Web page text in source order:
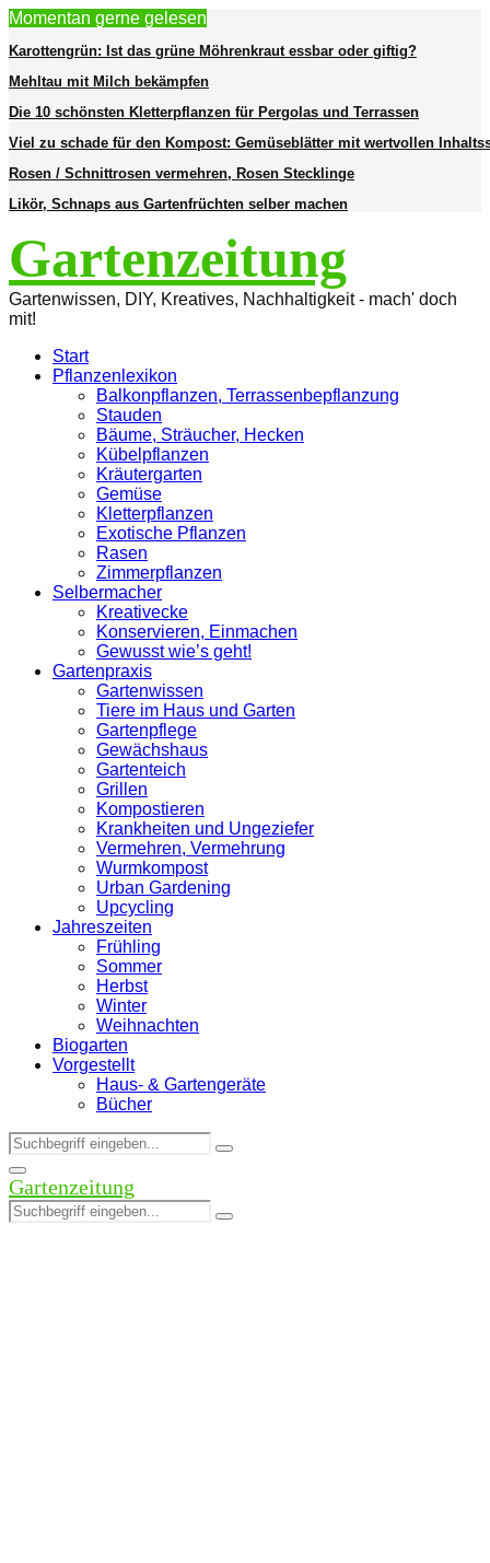
Momentan gerne gelesen
Karottengrün: Ist das grüne Möhrenkraut essbar oder giftig?
Mehltau mit Milch bekämpfen
Die 10 schönsten Kletterpflanzen für Pergolas und Terrassen
Viel zu schade für den Kompost: Gemüseblätter mit wertvollen
Rosen / Schnittrosen vermehren, Rosen Stecklinge
Likör, Schnaps aus Gartenfrüchten selber machen
Gartenzeitung
Gartenwissen, DIY, Kreatives, Nachhaltigkeit - mach' doch
mit!
Start
Pflanzenlexikon
Balkonpflanzen, Terrassenbepflanzung
Stauden
Bäume, Sträucher, Hecken
Kübelpflanzen
Kräutergarten
Gemüse
Kletterpflanzen
Exotische Pflanzen
Rasen
Zimmerpflanzen
Selbermacher
Kreativecke
Konservieren, Einmachen
Gewusst wie’s geht!
Gartenpraxis
Gartenwissen
Tiere im Haus und Garten
Gartenpflege
Gewächshaus
Gartenteich
Grillen
Kompostieren
Krankheiten und Ungeziefer
Vermehren, Vermehrung
Wurmkompost
Urban Gardening
Upcycling
Jahreszeiten
Frühling
Sommer
Herbst
Winter
Weihnachten
Biogarten
Vorgestellt
Haus- & Gartengeräte
Bücher
Search
for:
Search
Facebook
Twitter
Instagram
Pinterest
Youtube
Snapchat
Primary
Menu
Gartenzeitung
Search
for:
Search